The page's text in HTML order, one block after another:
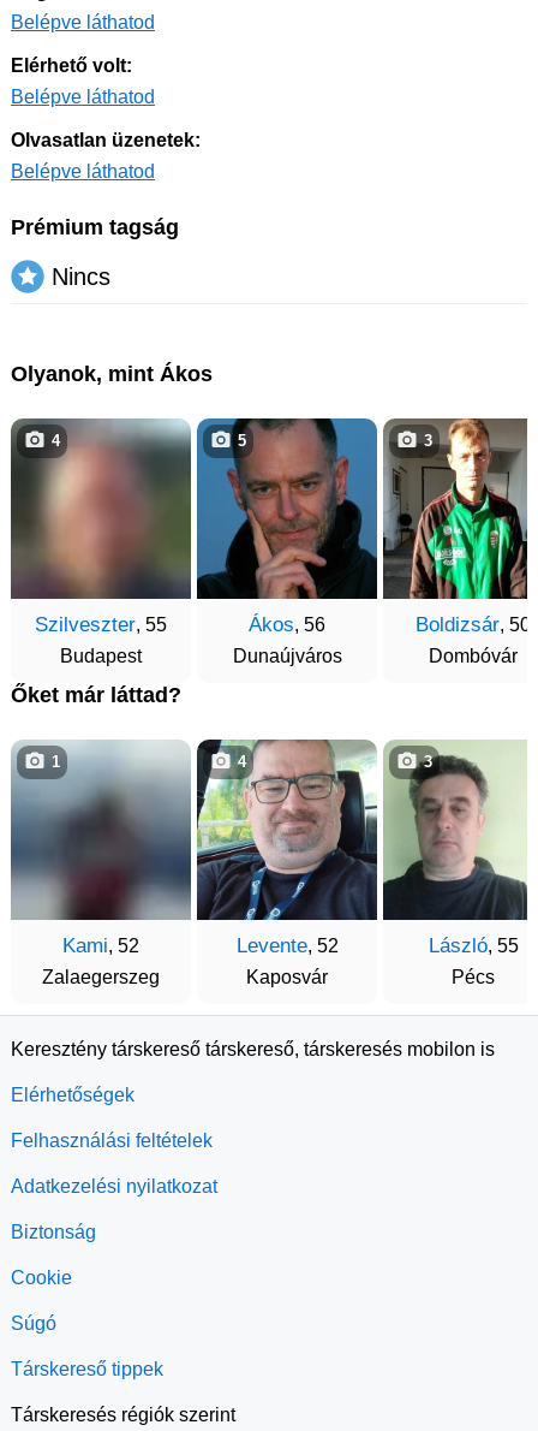
Belépve láthatod
Elérhető volt:
Belépve láthatod
Olvasatlan üzenetek:
Belépve láthatod
Prémium tagság
Nincs
Olyanok, mint Ákos
Szilveszter, 55
Budapest
4
Ákos, 56
Dunaújváros
5
Boldizsár, 50
Dombóvár
3
Őket már láttad?
Kami, 52
Zalaegerszeg
1
Levente, 52
Kaposvár
4
László, 55
Pécs
3
Keresztény társkereső társkereső, társkeresés mobilon is
Elérhetőségek
Felhasználási feltételek
Adatkezelési nyilatkozat
Biztonság
Cookie
Súgó
Társkereső tippek
Társkeresés régiók szerint